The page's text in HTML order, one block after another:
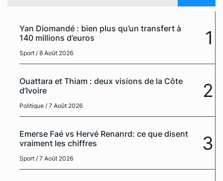
Yan Diomandé : bien plus qu’un transfert à
140 millions d’euros
Sport / 8 Août 2026
1
Ouattara et Thiam : deux visions de la Côte
d’Ivoire
Politique / 7 Août 2026
2
Emerse Faé vs Hervé Renanrd: ce que disent
vraiment les chiffres
Sport / 7 Août 2026
3